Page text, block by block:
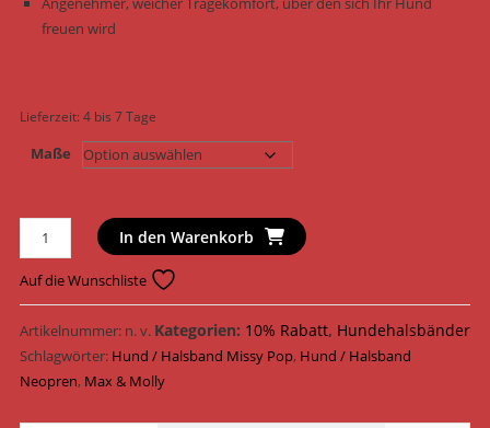
freuen wird
Lieferzeit:4 bis 7 Tage
Maße
Max
&
Molly
Hundehalsband
Original
Smart
ID
In den Warenkorb
Auf die Wunschliste
Artikelnummer: n. v. Kategorien: 10% Rabatt, Hundehalsbänder
Schlagwörter: Hund / Halsband Missy Pop, Hund / Halsband
Neopren, Max & Molly